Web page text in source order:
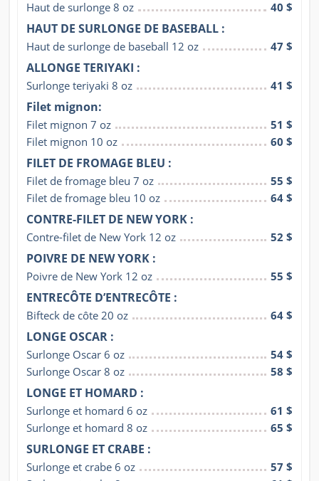
Haut de surlonge 8 oz
40 $
HAUT DE SURLONGE DE BASEBALL :
Haut de surlonge de baseball 12 oz 47 $
ALLONGE TERIYAKI :
Surlonge teriyaki 8 oz 41 $
Filet mignon:
Filet mignon 7 oz
51 $
Filet mignon 10 oz
60 $
FILET DE FROMAGE BLEU :
Filet de fromage bleu 7 oz
55 $
Filet de fromage bleu 10 oz
64 $
CONTRE-FILET DE NEW YORK :
Contre-filet de New York 12 oz 52 $
POIVRE DE NEW YORK :
Poivre de New York 12 oz 55 $
ENTRECÔTE D’ENTRECÔTE :
Bifteck de côte 20 oz 64 $
LONGE OSCAR :
Surlonge Oscar 6 oz
54 $
Surlonge Oscar 8 oz
58 $
LONGE ET HOMARD :
Surlonge et homard 6 oz
61 $
Surlonge et homard 8 oz
65 $
SURLONGE ET CRABE :
Surlonge et crabe 6 oz
57 $